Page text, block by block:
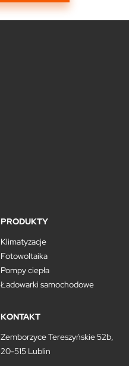
PRODUKTY
Klimatyzacje
Fotowoltaika
Pompy ciepła
Ładowarki samochodowe
KONTAKT
Zemborzyce Tereszyńskie 52b,
20-515 Lublin